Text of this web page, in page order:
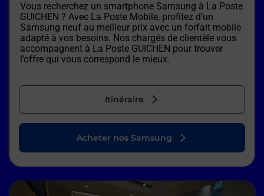
Vous recherchez un smartphone Samsung à La Poste
GUICHEN ? Avec La Poste Mobile, profitez d’un
Samsung neuf au meilleur prix avec un forfait mobile
adapté à vos besoins. Nos chargés de clientèle vous
accompagnent à La Poste GUICHEN pour trouver
l’offre qui vous correspond le mieux.
Itinéraire
Acheter nos Samsung